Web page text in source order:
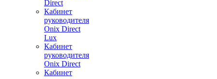
Direct
Кабинет
руководителя
Onix Direct
Lux
Кабинет
руководителя
Onix Direct
Кабинет